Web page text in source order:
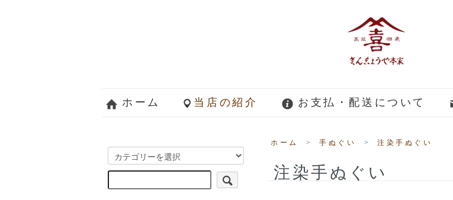
ホーム 当店の紹介 お支払・配送について
ホーム > 手ぬぐい > 注染手ぬぐい
注染手ぬぐい